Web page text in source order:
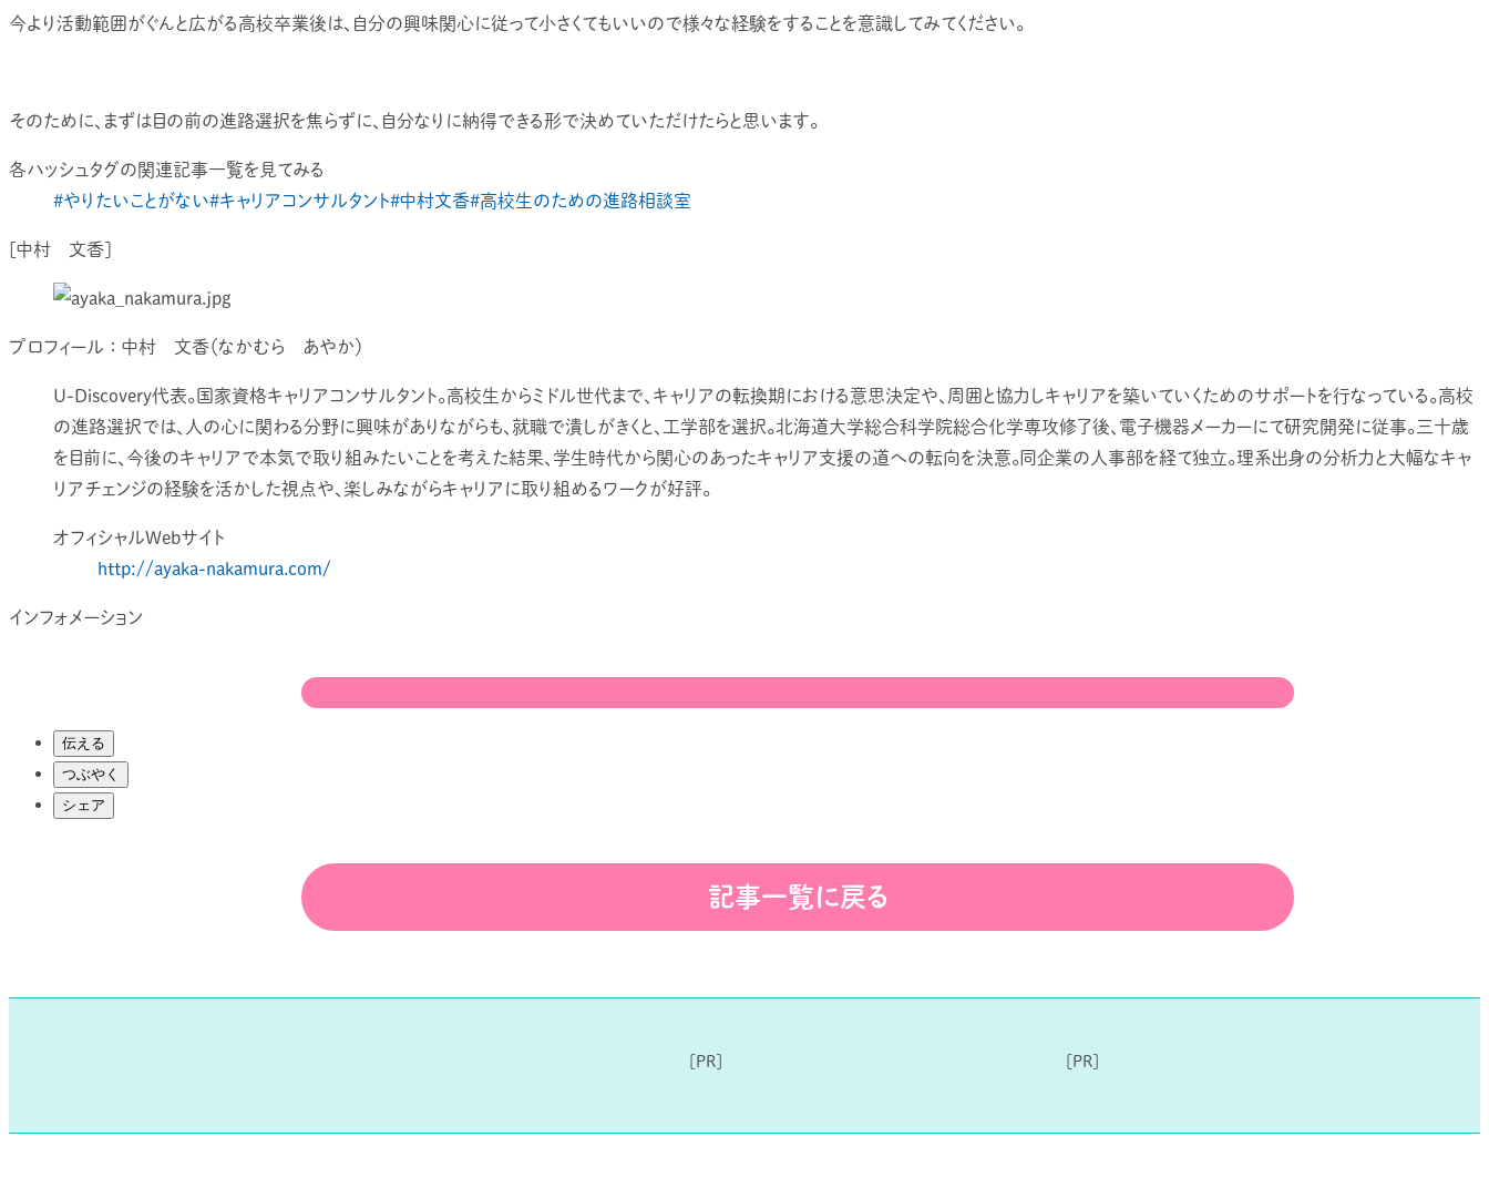
今より活動範囲がぐんと広がる高校卒業後は、自分の興味関心に従って小さくてもいいので様々な経験をすることを意識してみてください。
そのために、まずは目の前の進路選択を焦らずに、自分なりに納得できる形で決めていただけたらと思います。
各ハッシュタグの関連記事一覧を見てみる
#やりたいことがない#キャリアコンサルタント#中村文香#高校生のための進路相談室
[中村 文香]
プロフィール ： 中村 文香（なかむら あやか）
U-Discovery代表。国家資格キャリアコンサルタント。高校生からミドル世代まで、キャリアの転換期における意思決定や、周囲と協力しキャリアを築いていくためのサポートを行なっている。高校
の進路選択では、人の心に関わる分野に興味がありながらも、就職で潰しがきくと、工学部を選択。北海道大学総合科学院総合化学専攻修了後、電子機器メーカーにて研究開発に従事。三十歳
を目前に、今後のキャリアで本気で取り組みたいことを考えた結果、学生時代から関心のあったキャリア支援の道への転向を決意。同企業の人事部を経て独立。理系出身の分析力と大幅なキャ
リアチェンジの経験を活かした視点や、楽しみながらキャリアに取り組めるワークが好評。
オフィシャルWebサイト
http://ayaka-nakamura.com/
インフォメーション
伝える
つぶやく
シェア
記事一覧に戻る